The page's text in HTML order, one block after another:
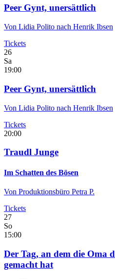
Peer Gynt, unersättlich
Von Lidia Polito nach Henrik Ibsen
Tickets
26
Sa
19:00
Peer Gynt, unersättlich
Von Lidia Polito nach Henrik Ibsen
Tickets
20:00
Traudl Junge
Im Schatten des Bösen
Von Produktionsbüro Petra P.
Tickets
27
So
15:00
Der Tag, an dem die Oma
gemacht hat